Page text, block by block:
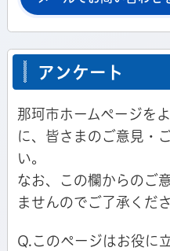
アンケート
那珂市ホームページを
に、皆さまのご意見・
い。
なお、この欄からのご
ませんのでご了承くださ
Q.このページはお役に